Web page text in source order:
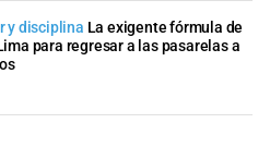
y disciplina La exigente fórmula de
para regresar a las pasarelas a